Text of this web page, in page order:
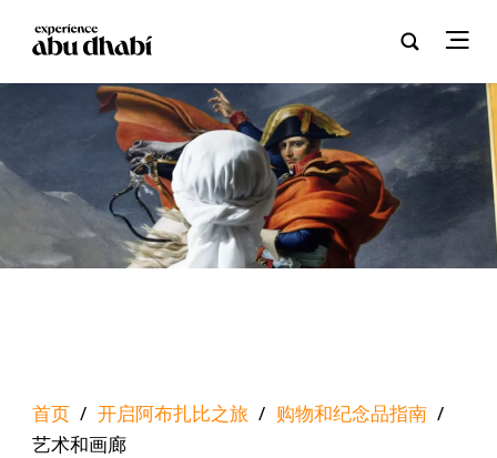
首页 / 开启阿布扎比之旅 / 购物和纪念品指南 /
艺术和画廊